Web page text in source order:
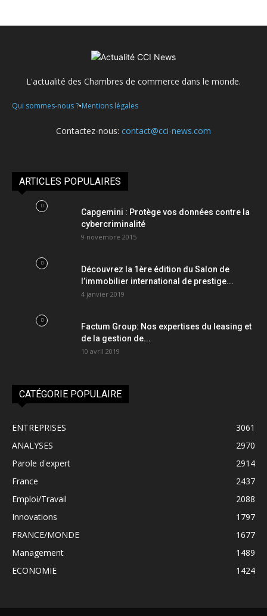
L'actualité des Chambres de commerce dans le monde.
Qui sommes-nous ?•Mentions légales
Contactez-nous: contact@cci-news.com
ARTICLES POPULAIRES
Capgemini : Protège vos données contre la
cybercriminalité
9 novembre 2015
Découvrez la 1ère édition du Salon de
l’immobilier international de prestige...
4 janvier 2019
Factum Group: Nos expertises du leasing et
de la gestion de...
10 avril 2019
CATÉGORIE POPULAIRE
ENTREPRISES
3061
ANALYSES
2970
Parole d'expert
2914
France
2437
Emploi/Travail
2088
Innovations
1797
FRANCE/MONDE
1677
Management
1489
ECONOMIE
1424